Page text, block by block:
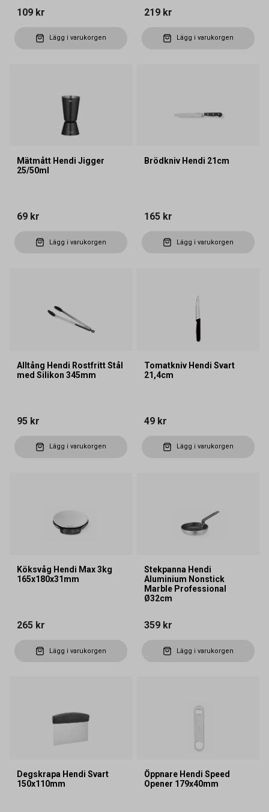
109 kr
Lägg i varukorgen
219 kr
Lägg i varukorgen
Mätmått Hendi Jigger
25/50ml
69 kr
Lägg i varukorgen
Brödkniv Hendi 21cm
165 kr
Lägg i varukorgen
Alltång Hendi Rostfritt Stål
med Silikon 345mm
95 kr
Lägg i varukorgen
Tomatkniv Hendi Svart
21,4cm
49 kr
Lägg i varukorgen
Köksvåg Hendi Max 3kg
165x180x31mm
265 kr
Lägg i varukorgen
Stekpanna Hendi
Aluminium Nonstick
Marble Professional
Ø32cm
359 kr
Lägg i varukorgen
Degskrapa Hendi Svart
150x110mm
Öppnare Hendi Speed
Opener 179x40mm